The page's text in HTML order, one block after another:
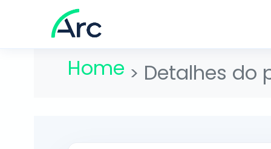
Home Detalhes do